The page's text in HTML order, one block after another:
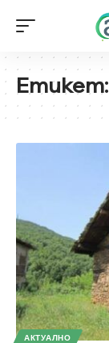
Етикет:
АКТУАЛНО